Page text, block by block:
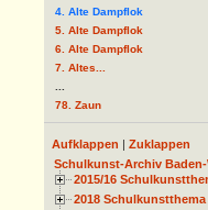
4. Alte Dampflok
5. Alte Dampflok
6. Alte Dampflok
7. Altes...
78. Zaun
Aufklappen | Zuklappen
Schulkunst-Archiv
2015/16
2018